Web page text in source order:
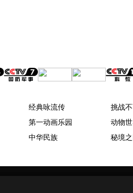
经典咏流传
挑战
第一动画乐园
动物
中华民族
秘境